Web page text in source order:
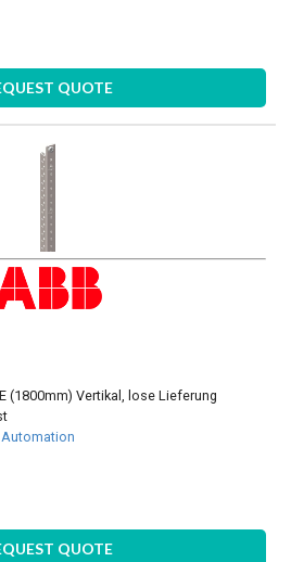
QUOTE
(1800mm) Vertikal, lose Lieferung
Automation
QUOTE